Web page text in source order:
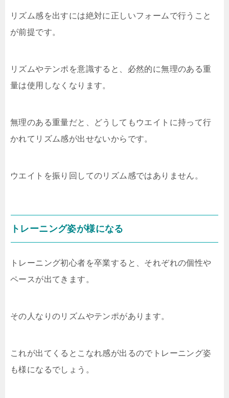
リズム感を出すには絶対に正しいフォームで行うこと
が前提です。
リズムやテンポを意識すると、必然的に無理のある重
量は使用しなくなります。
無理のある重量だと、どうしてもウエイトに持って行
かれてリズム感が出せないからです。
ウエイトを振り回してのリズム感ではありません。
トレーニング姿が様になる
トレーニング初心者を卒業すると、それぞれの個性や
ペースが出てきます。
その人なりのリズムやテンポがあります。
これが出てくるとこなれ感が出るのでトレーニング姿
も様になるでしょう。